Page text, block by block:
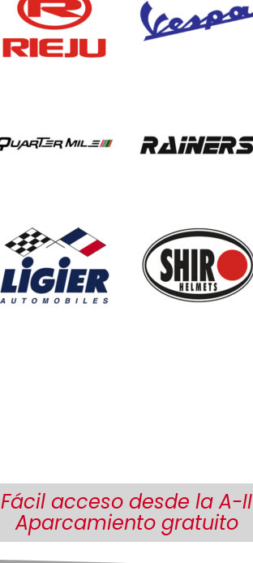
Fácil acceso desde la A-II
Aparcamiento gratuito